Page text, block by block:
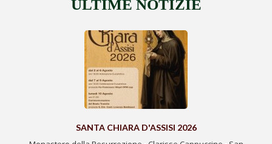
ULTIME NOTIZIE
SANTA CHIARA D'ASSISI 2026